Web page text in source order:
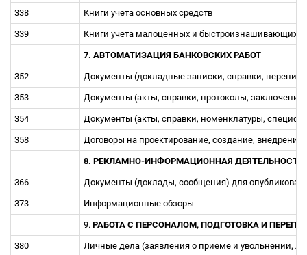
338 Книги учета основных средств
339 Книги учета малоценных и
7. АВТОМАТИЗАЦИЯ БАНКОВСКИХ РАБОТ
352 Документы (докладные записки, справки,
353 Документы (акты, спpавки, пpотоколы,
354 Документы (акты, справки, номенклатуры,
358 Договоры на проектирование, создание,
8. РЕКЛАМНО-ИНФОРМАЦИОННАЯ ДЕЯТЕЛЬНОСТЬ
366 Документы (доклады, сообщения) для
373 Информационные обзоры
9. РАБОТА С ПЕРСОНАЛОМ, ПОДГОТОВКА И
380 Личные дела (заявления о приеме и увольнении,